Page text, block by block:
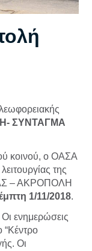
ΣΥΝΤΑΓΜΑ
κοινού, ο ΟΑΣΑ
της
– ΑΚΡΟΠΟΛΗ
1/11/2018.
Οι ενημερώσεις
“Κέντρο
Οι